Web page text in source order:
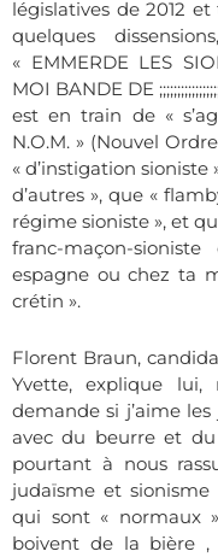
législatives de 2012
quelques
« EMMERDE LES
MOI BANDE DE
est en train de «
N.O.M. » (Nouvel
« d’instigation
d’autres », que «
régime sioniste », et
franc-maçon-
espagne ou chez ta
crétin ».
Florent Braun,
Yvette, explique lui,
demande si j’aime
avec du beurre et
pourtant à nous
judaïsme et sionisme
qui sont « normaux
boivent de la bière